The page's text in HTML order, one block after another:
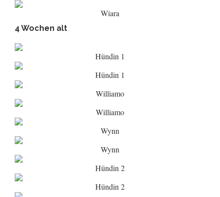
Wiara
4 Wochen alt
Hündin 1
Hündin 1
Williamo
Williamo
Wynn
Wynn
Hündin 2
Hündin 2